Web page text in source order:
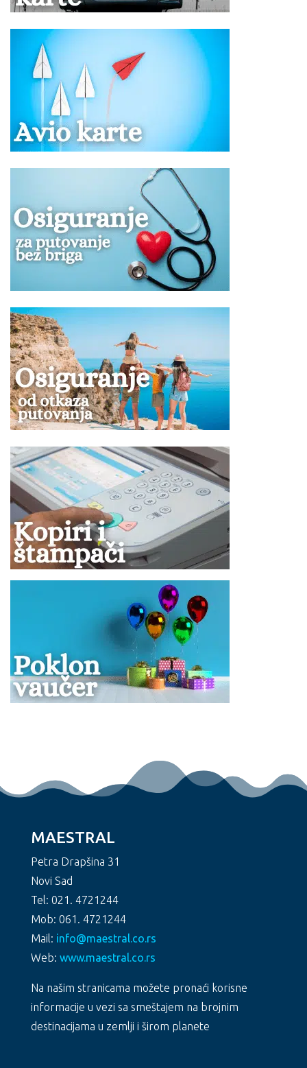
MAESTRAL
Petra Drapšina 31
Novi Sad
Tel: 021. 4721244
Mob: 061. 4721244
Mail: info@maestral.co.rs
Web: www.maestral.co.rs
Na našim stranicama možete pronaći korisne
informacije u vezi sa smeštajem na brojnim
destinacijama u zemlji i širom planete